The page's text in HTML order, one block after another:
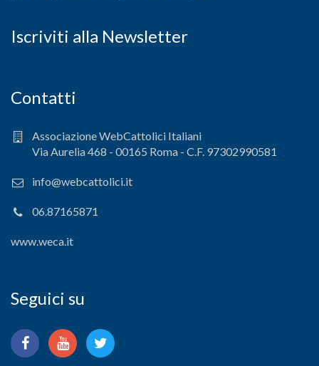
Iscriviti alla Newsletter
Contatti
Associazione WebCattolici Italiani
Via Aurelia 468 - 00165 Roma - C.F. 97302990581
info@webcattolici.it
06.87165871
www.weca.it
Seguici su